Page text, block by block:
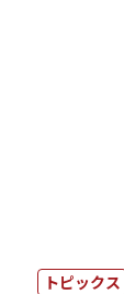
トピックス